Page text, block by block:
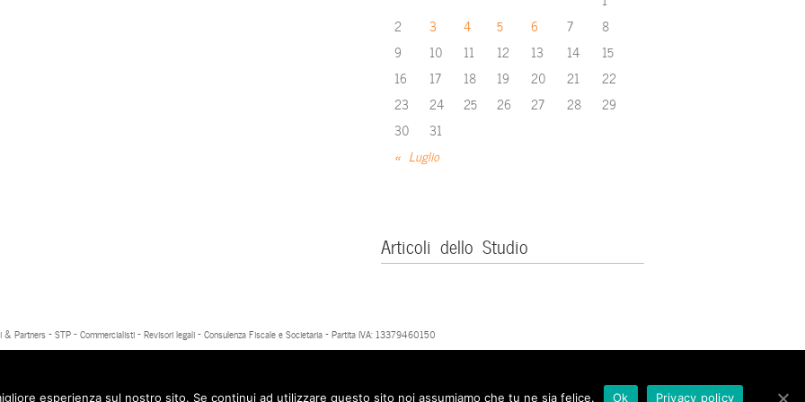
« Luglio
2
3 4 5 6 7
8
9
10 11 12 13 14
15
16
17 18 19 20 21
22
23
24 25 26 27 28
29
30
31
Articoli dello Studio
& Partners - STP - Commercialisti - Revisori legali - Consulenza Fiscale e Societaria - Partita IVA: 13379460150
esperienza sul nostro sito. Se continui ad utilizzare questo sito noi assumiamo che tu ne sia felice. Ok Privacy policy